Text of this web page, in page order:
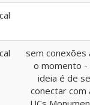
sem conexões
o momento -
ideia é de se
conectar com